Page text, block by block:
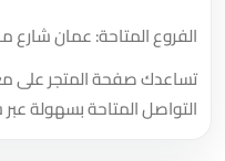
الفروع المتاحة: عمان شارع
تساعدك صفحة المتجر على
التواصل المتاحة بسهولة